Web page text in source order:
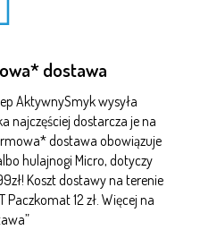
dostawa
AktywnySmyk wysyła
najczęściej dostarcza je na
dostawa obowiązuje
hulajnogi Micro, dotyczy
Koszt dostawy na terenie
Paczkomat 12 zł. Więcej na
”